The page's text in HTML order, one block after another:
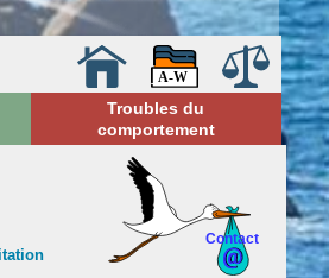
Troubles du
comportement
Contact